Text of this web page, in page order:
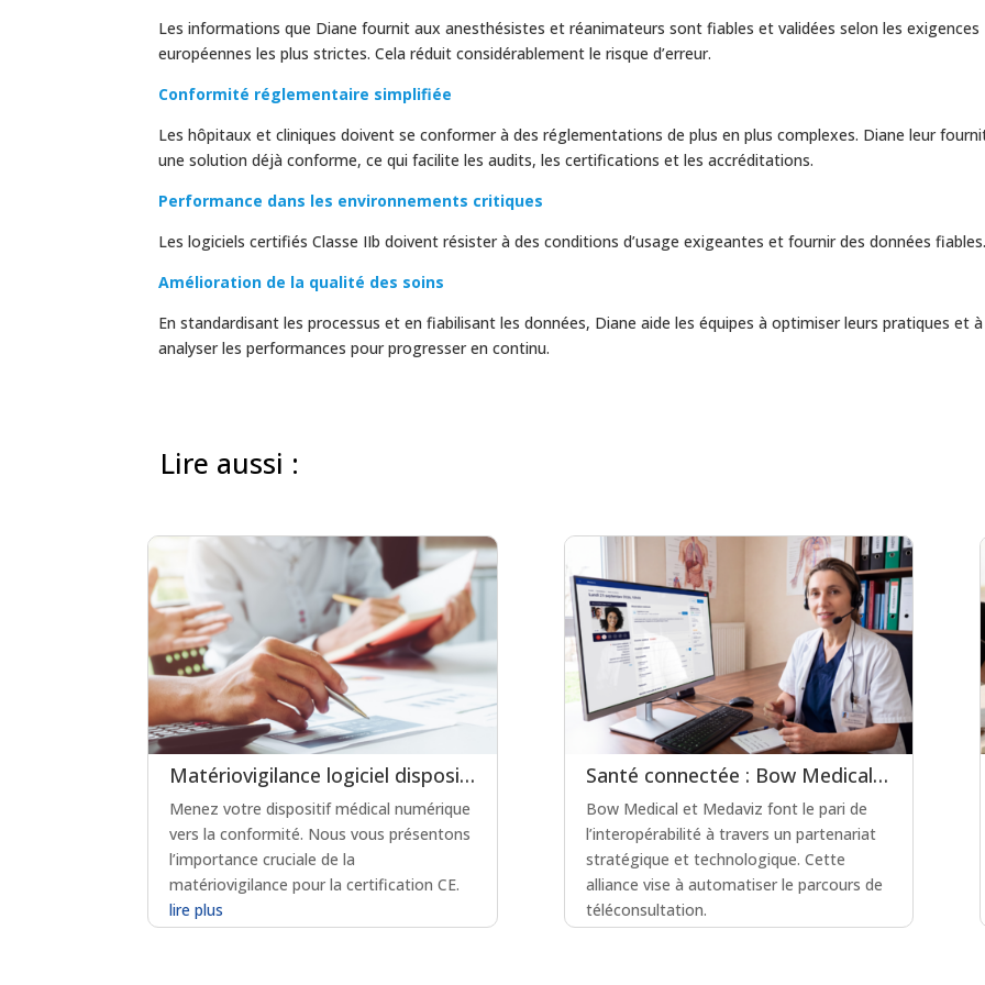
Les informations que Diane fournit aux anesthésistes et réanimateurs sont fiables et validées selon les exigences
européennes les plus strictes. Cela réduit considérablement le risque d’erreur.
Conformité réglementaire simplifiée
Les hôpitaux et cliniques doivent se conformer à des réglementations de plus en plus complexes. Diane leur
une solution déjà conforme, ce qui facilite les audits, les certifications et les accréditations.
Performance dans les environnements critiques
Les logiciels certifiés Classe IIb doivent résister à des conditions d’usage exigeantes et fournir des données
Amélioration de la qualité des soins
En standardisant les processus et en fiabilisant les données, Diane aide les équipes à optimiser leurs pratiques et à
analyser les performances pour progresser en continu.
Lire aussi :
Matériovigilance logiciel dispositif médical : un levier clé pour la certification en soins critiques
Menez votre dispositif médical numérique
vers la conformité. Nous vous présentons
l’importance cruciale de la
matériovigilance pour la certification CE.
lire plus
Santé connectée : Bow Medical et Medaviz scellent une alliance technologique
Bow Medical et Medaviz font le pari de
l’interopérabilité à travers un partenariat
stratégique et technologique. Cette
alliance vise à automatiser le parcours de
téléconsultation.